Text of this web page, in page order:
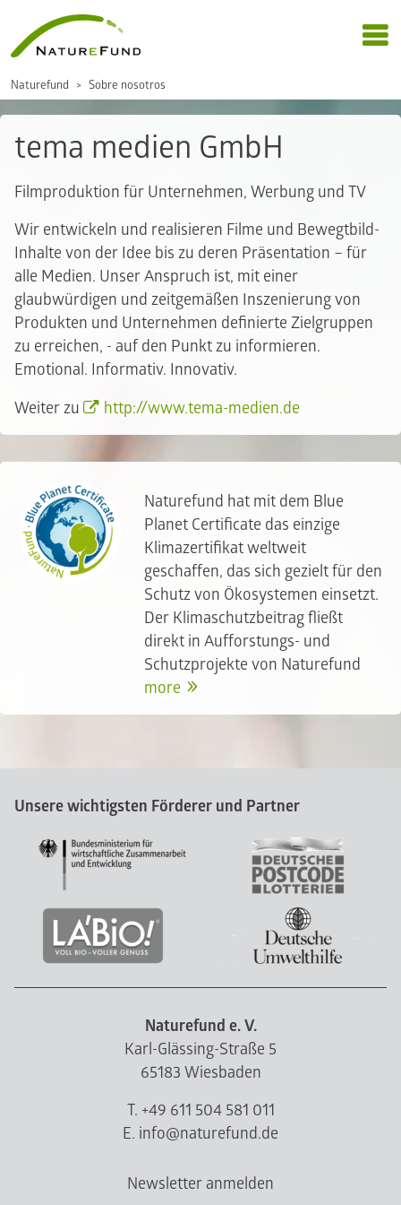
Naturefund Sobre nosotros
tema medien GmbH
Filmproduktion für Unternehmen, Werbung und TV
Wir entwickeln und realisieren Filme und Bewegtbild-
Inhalte von der Idee bis zu deren Präsentation – für
alle Medien. Unser Anspruch ist, mit einer
glaubwürdigen und zeitgemäßen Inszenierung von
Produkten und Unternehmen definierte Zielgruppen
zu erreichen, - auf den Punkt zu informieren.
Emotional. Informativ. Innovativ.
Weiter zu http://www.tema-medien.de
Naturefund hat mit dem Blue
Planet Certificate das einzige
Klimazertifikat weltweit
geschaffen, das sich gezielt für den
Schutz von Ökosystemen einsetzt.
Der Klimaschutzbeitrag fließt
direkt in Aufforstungs- und
Schutzprojekte von Naturefund
more
Unsere wichtigsten Förderer und Partner
Naturefund e. V.
Karl-Glässing-Straße 5
65183 Wiesbaden
T. +49 611 504 581 011
E. info@naturefund.de
Newsletter anmelden